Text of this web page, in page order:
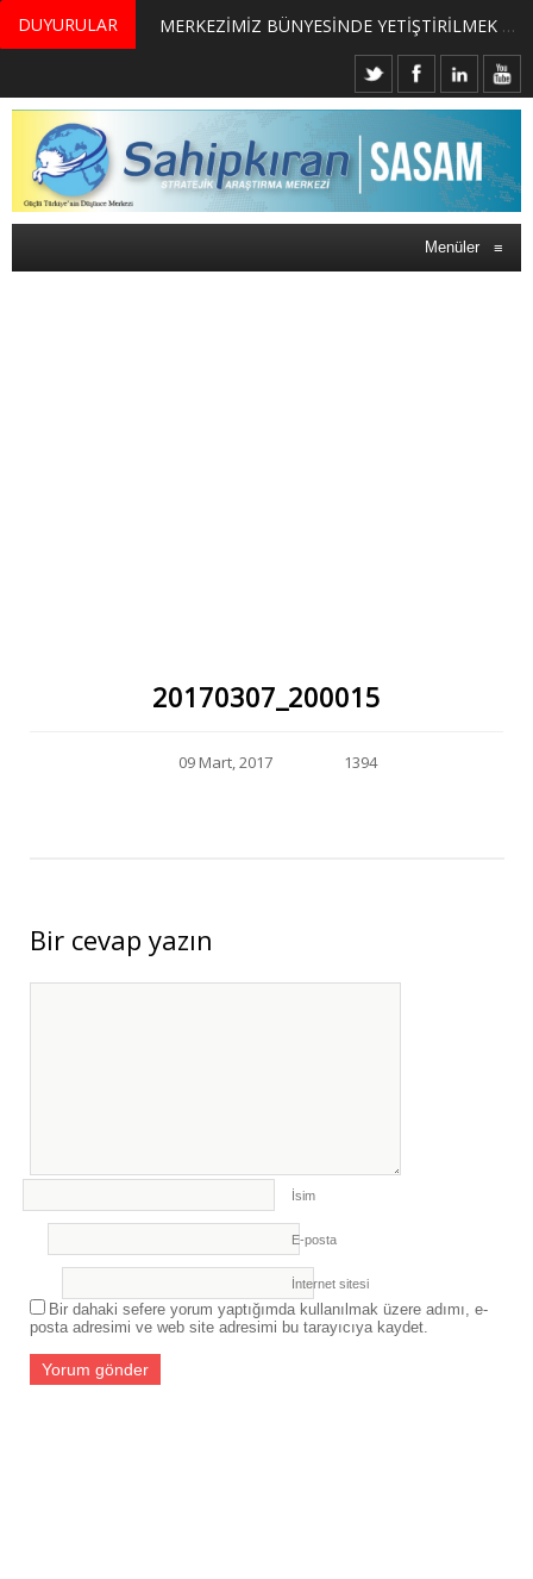
DUYURULAR MERKEZİMİZ BÜNYESİNDE YETİŞTİRİLMEK ÜZERE GÖNÜLLÜ ÜLKE MASASI UZMANI VE UZMAN ADAYLARI ARIYORUZ
Menüler ≡
20170307_200015
09 Mart, 2017 1394
Bir cevap yazın
İsim
E-posta
İnternet sitesi
Bir dahaki sefere yorum yaptığımda kullanılmak üzere adımı, e-
posta adresimi ve web site adresimi bu tarayıcıya kaydet.